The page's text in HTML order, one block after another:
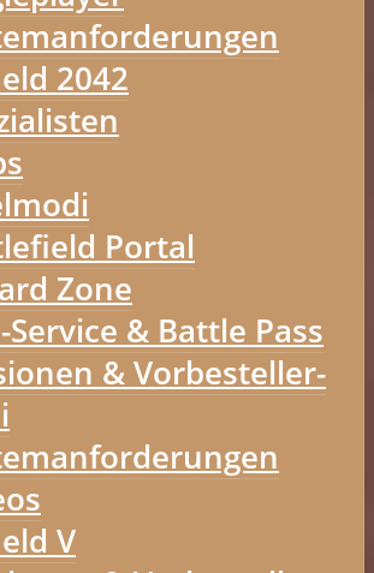
2042
Portal
Zone
Service & Battle Pass
& Vorbesteller-
V